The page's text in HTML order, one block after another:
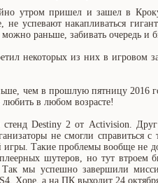
утром пришел и зашел в
успевают накапливаться
раньше, забивать очередь
некоторых из них в игровом
чем в прошлую пятницу 2016
в любом возрасте!
Destiny 2 от Activision.
не смогли справиться
Такие проблемы вообще не
шутеров, но тут втроем
Так мы успешно завершили
Xone, а на ПК выходит 24